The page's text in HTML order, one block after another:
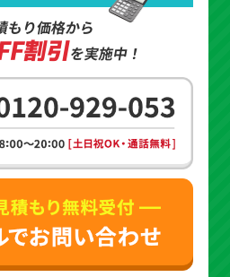
もり価格から
割引を実施中！